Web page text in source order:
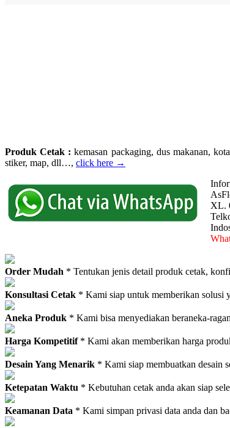
Produk Cetak : kemasan packaging, dus makanan,
stiker, map, dll…, click here →
XL.
Order Mudah * Tentukan jenis detail produk cetak,
Konsultasi Cetak * Kami siap untuk memberikan solusi
Aneka Produk * Kami bisa menyediakan beraneka-
Harga Kompetitif* Kami akan memberikan harga
Desain Yang Menarik * Kami siap membuatkan desain
Ketepatan Waktu * Kebutuhan cetak anda akan siap
Keamanan Data * Kami simpan privasi data anda dan